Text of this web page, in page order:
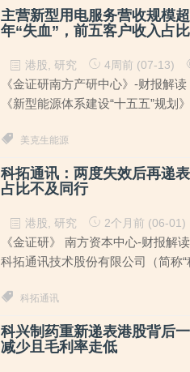
主营新型用电服务营收规模
年“失血”，前五客户收入占
港股 研究 4周前 (07-13)
《金证研南方产研中心》-财报解
《新型能源体系建设“十五五”规划
美克生能源
科拓通讯：两度失效后再递
占比不及同行
港股 研究 2个月前 (06-01)
《金证研》 南方资本中心-财报解
科拓通讯技术股份有限公司（简称
科拓通讯
科兴制药重新递表港股背后
减少且毛利率走低